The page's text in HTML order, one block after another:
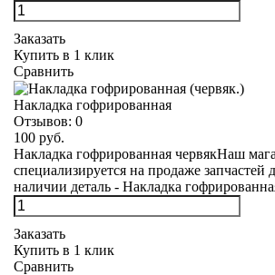
Заказать
Купить в 1 клик
Сравнить
Накладка гофрированная
Отзывов: 0
100 руб.
Накладка гофрированная червякНаш
специализируется на продаже запчастей
наличии деталь - Накладка
Заказать
Купить в 1 клик
Сравнить